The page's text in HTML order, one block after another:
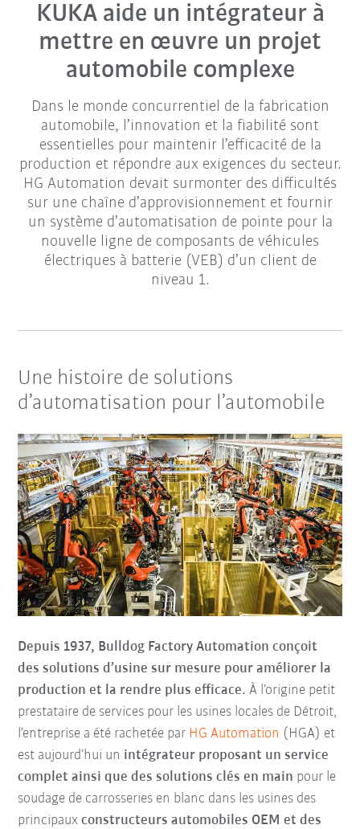
KUKA aide un intégrateur à
mettre en œuvre un projet
automobile complexe
Dans le monde concurrentiel de la fabrication
automobile, l’innovation et la fiabilité sont
essentielles pour maintenir l’efficacité de la
production et répondre aux exigences du secteur.
HG Automation devait surmonter des difficultés
sur une chaîne d’approvisionnement et fournir
un système d’automatisation de pointe pour la
nouvelle ligne de composants de véhicules
électriques à batterie (VEB) d’un client de
niveau 1.
Une histoire de solutions
d’automatisation pour l’automobile
Depuis 1937, Bulldog Factory Automation conçoit
des solutions d’usine sur mesure pour améliorer la
production et la rendre plus efficace. À l’origine petit
prestataire de services pour les usines locales de Détroit,
l’entreprise a été rachetée par HG Automation (HGA) et
est aujourd’hui un intégrateur proposant un service
complet ainsi que des solutions clés en main pour le
soudage de carrosseries en blanc dans les usines des
principauxconstructeurs automobiles OEM et des